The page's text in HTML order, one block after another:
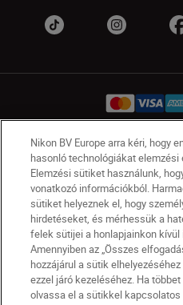
HU Nikon Sites
Lépjen kapcsolatba velünk
Jogi nyilatkozat
Nikon
Sütikkel kapcsolatos
Akadálymentesség
© 2026 Nikon
Nikon BV Europe arra kéri, hogy
hasonló technológiákat
Elemzési sütiket használunk,
vonatkozó információkból.
sütiket helyeznek el, hogy
hirdetéseket, és mérhessük a
felek sütijei a honlapjainkon
Amennyiben az „Összes
hozzájárul a sütik
ezzel járó kezeléséhez. Ha
olvassa el a sütikkel